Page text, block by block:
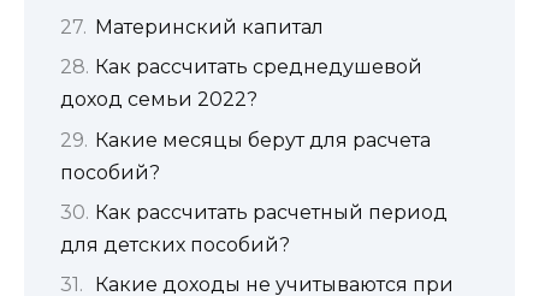
Материнский капитал
Как рассчитать среднедушевой
доход семьи 2022?
Какие месяцы берут для расчета
пособий?
Как рассчитать расчетный период
для детских пособий?
Какие доходы не учитываются при